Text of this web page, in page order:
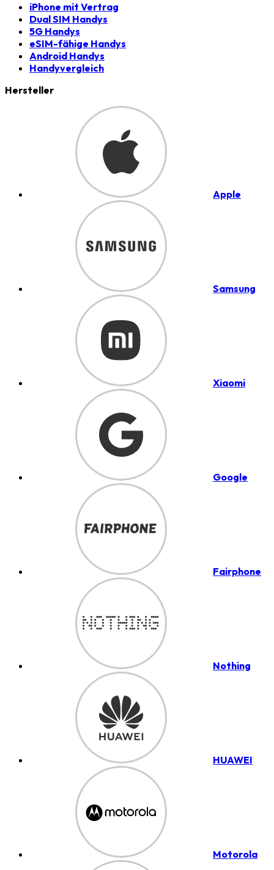
iPhone mit Vertrag
Dual SIM Handys
5G Handys
eSIM-fähige Handys
Android Handys
Handyvergleich
Hersteller
Apple
Samsung
Xiaomi
Google
Fairphone
Nothing
HUAWEI
Motorola